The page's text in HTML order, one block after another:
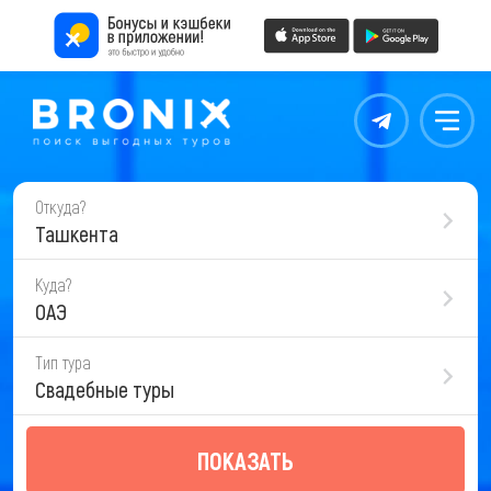
Контакты Меню
Откуда?
Ташкента
Куда?
ОАЭ
Тип тура
Свадебные туры
ПОКАЗАТЬ